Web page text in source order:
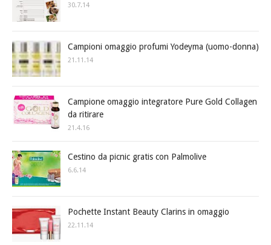
30.7.14
Campioni omaggio profumi Yodeyma (uomo-donna)
21.11.14
Campione omaggio integratore Pure Gold Collagen
da ritirare
21.4.16
Cestino da picnic gratis con Palmolive
6.6.14
Pochette Instant Beauty Clarins in omaggio
22.11.14